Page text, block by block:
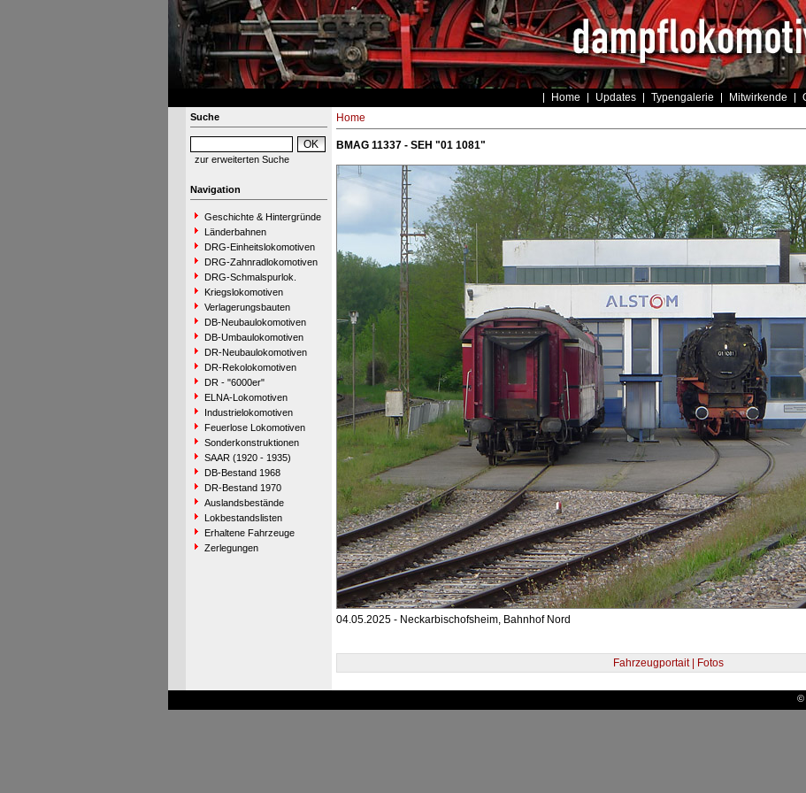
Home Updates Typengalerie Mitwirkende
Suche
zur erweiterten Suche
Navigation
Geschichte & Hintergründe
Länderbahnen
DRG-Einheitslokomotiven
DRG-Zahnradlokomotiven
DRG-Schmalspurlok.
Kriegslokomotiven
Verlagerungsbauten
DB-Neubaulokomotiven
DB-Umbaulokomotiven
DR-Neubaulokomotiven
DR-Rekolokomotiven
DR - "6000er"
ELNA-Lokomotiven
Industrielokomotiven
Feuerlose Lokomotiven
Sonderkonstruktionen
SAAR (1920 - 1935)
DB-Bestand 1968
DR-Bestand 1970
Auslandsbestände
Lokbestandslisten
Erhaltene Fahrzeuge
Zerlegungen
Home
BMAG 11337 - SEH "01 1081"
04.05.2025 - Neckarbischofsheim, Bahnhof Nord
Fahrzeugportait | Fotos
©